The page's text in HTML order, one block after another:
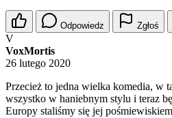
Odpowiedz Zgłoś
V
VoxMortis
26 lutego 2020
Przecież to jedna wielka komedia, w
wszystko w haniebnym stylu i teraz
Europy staliśmy się jej pośmiewiskiem